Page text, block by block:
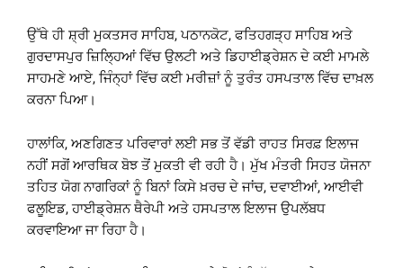
ਉੱਥੇ ਹੀ ਸ਼੍ਰੀ ਮੁਕਤਸਰ ਸਾਹਿਬ, ਪਠਾਨਕੋਟ, ਫਤਿਹਗੜ੍ਹ ਸਾਹਿਬ ਅਤੇ
ਗੁਰਦਾਸਪੁਰ ਜ਼ਿਲ੍ਹਿਆਂ ਵਿੱਚ ਉਲਟੀ ਅਤੇ ਡਿਹਾਈਡ੍ਰੇਸ਼ਨ ਦੇ ਕਈ ਮਾਮਲੇ
ਸਾਹਮਣੇ ਆਏ, ਜਿੰਨ੍ਹਾਂ ਵਿੱਚ ਕਈ ਮਰੀਜ਼ਾਂ ਨੂੰ ਤੁਰੰਤ ਹਸਪਤਾਲ ਵਿੱਚ ਦਾਖ਼ਲ
ਕਰਨਾ ਪਿਆ।
ਹਾਲਾਂਕਿ, ਅਣਗਿਣਤ ਪਰਿਵਾਰਾਂ ਲਈ ਸਭ ਤੋਂ ਵੱਡੀ ਰਾਹਤ ਸਿਰਫ਼ ਇਲਾਜ
ਨਹੀਂ ਸਗੋਂ ਆਰਥਿਕ ਬੋਝ ਤੋਂ ਮੁਕਤੀ ਵੀ ਰਹੀ ਹੈ। ਮੁੱਖ ਮੰਤਰੀ ਸਿਹਤ ਯੋਜਨਾ
ਤਹਿਤ ਯੋਗ ਨਾਗਰਿਕਾਂ ਨੂੰ ਬਿਨਾਂ ਕਿਸੇ ਖ਼ਰਚ ਦੇ ਜਾਂਚ, ਦਵਾਈਆਂ, ਆਈਵੀ
ਫਲੂਇਡ, ਹਾਈਡ੍ਰੇਸ਼ਨ ਥੈਰੇਪੀ ਅਤੇ ਹਸਪਤਾਲ ਇਲਾਜ ਉਪਲੱਬਧ
ਕਰਵਾਇਆ ਜਾ ਰਿਹਾ ਹੈ।